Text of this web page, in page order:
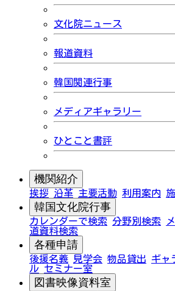
文化院ニュース
報道資料
韓国関連行事
メディアギャラリー
ひとこと書評
機関紹介
挨拶 沿革 主要活動 利用案内
韓国文化院行事
カレンダーで検索 分野別検索
道資料検索
各種申請
後援名義 見学会 物品貸出 ギャ
ル セミナー室
図書映像資料室